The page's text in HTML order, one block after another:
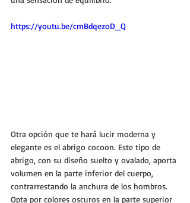
https://youtu.be/cmBdqezoD_Q
Otra opción que te hará lucir moderna y
elegante es el abrigo cocoon. Este tipo de
abrigo, con su diseño suelto y ovalado, aporta
volumen en la parte inferior del cuerpo,
contrarrestando la anchura de los hombros.
Opta por colores oscuros en la parte superior